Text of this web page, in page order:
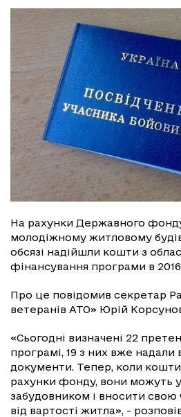
На рахунки Державного
молодіжному житловому
обсязі надійшли кошти з
фінансування програми в 2016
Про це повідомив секретар
ветеранів АТО» Юрій
«Сьогодні визначені 22
програмі, 19 з них вже надали
документи. Тепер, коли
рахунки фонду, вони можуть
забудовником і вносити свою
від вартості житла», -